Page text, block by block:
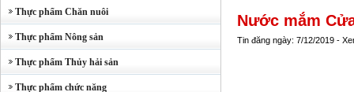
Thực phẩm Chăn nuôi
Thực phẩm Nông sản
Thực phẩm Thủy hải sản
Thực phẩm chức năng
Nước mắm
Tin đăng ngày: 7/12/2019 -